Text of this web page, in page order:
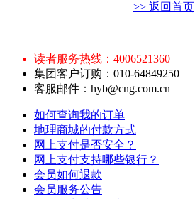
>> 返回首页
读者服务热线：4006521360
集团客户订购：010-64849250
客服邮件：hyb@cng.com.cn
如何查询我的订单
地理商城的付款方式
网上支付是否安全？
网上支付支持哪些银行？
会员如何退款
会员服务公告